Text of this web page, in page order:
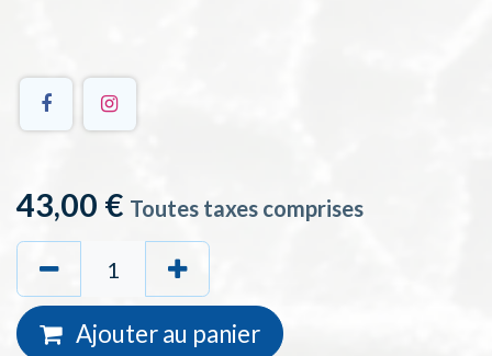
43,00 € Toutes taxes comprises
Ajouter au panier